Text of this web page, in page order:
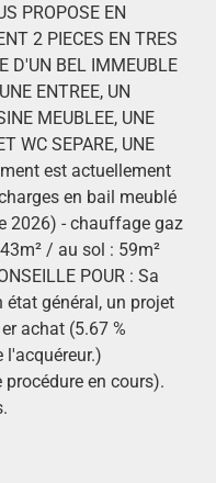
PROPOSE EN
2 PIECES EN TRES
D'UN BEL IMMEUBLE
ENTREE, UN
MEUBLEE, UNE
WC SEPARE, UNE
est actuellement
en bail meublé
2026) - chauffage gaz
/ au sol : 59m²
POUR : Sa
état général, un projet
achat (5.67 %
l'acquéreur.)
en cours).